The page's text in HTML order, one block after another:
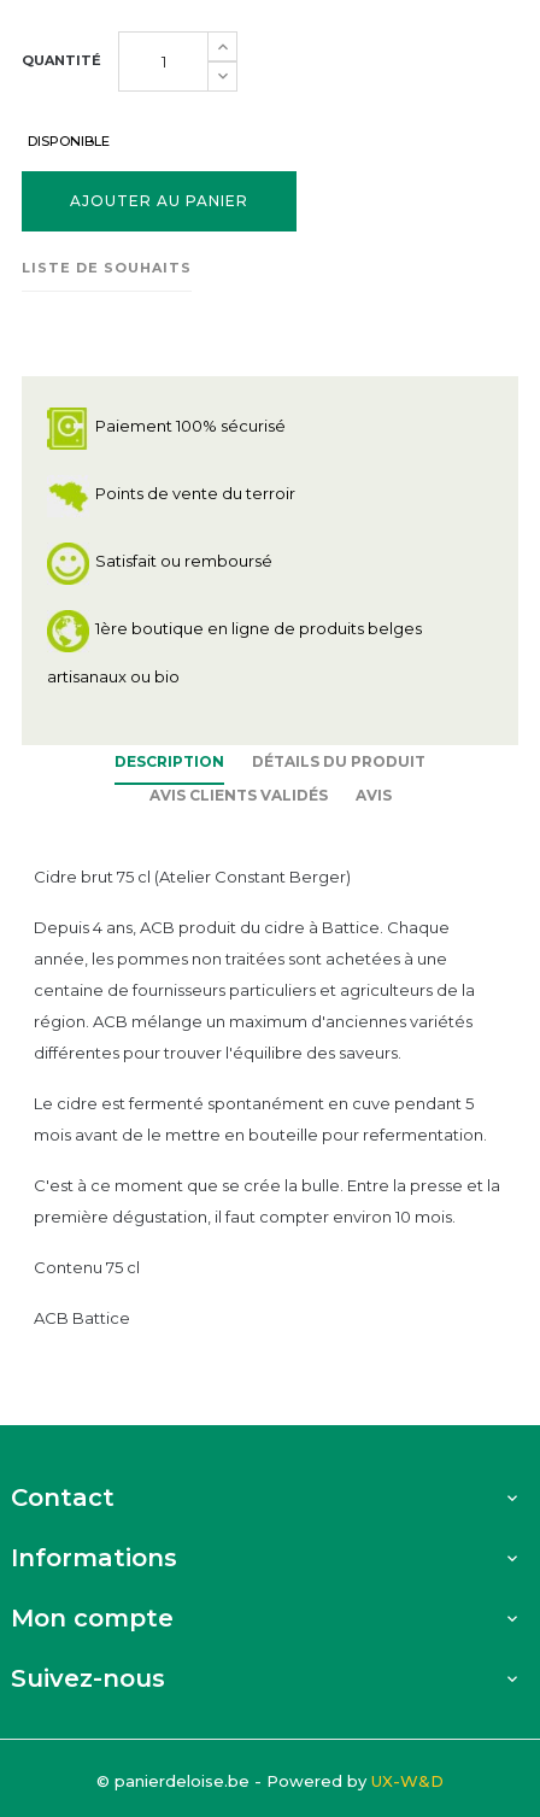
QUANTITÉ
DISPONIBLE
AJOUTER AU PANIER
LISTE DE SOUHAITS
Paiement 100% sécurisé
Points de vente du terroir
Satisfait ou remboursé
1ère boutique en ligne de produits belges
artisanaux ou bio
DESCRIPTION
DÉTAILS DU PRODUIT
AVIS CLIENTS VALIDÉS
AVIS
Cidre brut 75 cl (Atelier Constant Berger)
Depuis 4 ans, ACB produit du cidre à Battice. Chaque
année, les pommes non traitées sont achetées à une
centaine de fournisseurs particuliers et agriculteurs de la
région. ACB mélange un maximum d'anciennes variétés
différentes pour trouver l'équilibre des saveurs.
Le cidre est fermenté spontanément en cuve pendant 5
mois avant de le mettre en bouteille pour refermentation.
C'est à ce moment que se crée la bulle. Entre la presse et la
première dégustation, il faut compter environ 10 mois.
Contenu 75 cl
ACB Battice
Contact 
Informations 
Mon compte 
Suivez-nous 
© panierdeloise.be - Powered by UX-W&D